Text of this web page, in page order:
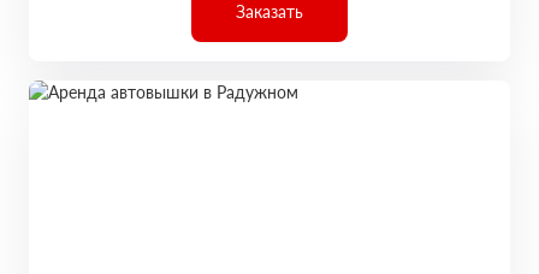
Заказать